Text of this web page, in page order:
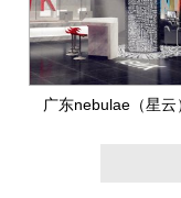
广东nebulae（星云